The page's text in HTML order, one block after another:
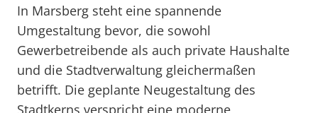
In Marsberg steht eine spannende
Umgestaltung bevor, die sowohl
Gewerbetreibende als auch private Haushalte
und die Stadtverwaltung gleichermaßen
betrifft. Die geplante Neugestaltung des
Stadtkerns verspricht eine moderne